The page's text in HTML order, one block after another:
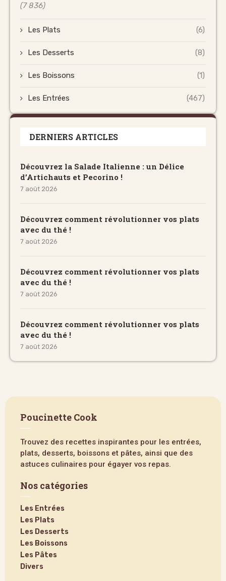
(7 836)
Les Plats (6)
Les Desserts (8)
Les Boissons (1)
Les Entrées (467)
DERNIERS ARTICLES
Découvrez la Salade Italienne : un Délice
d’Artichauts et Pecorino !
7 août 2026
Découvrez comment révolutionner vos plats
avec du thé !
7 août 2026
Découvrez comment révolutionner vos plats
avec du thé !
7 août 2026
Découvrez comment révolutionner vos plats
avec du thé !
7 août 2026
Poucinette Cook
Trouvez des recettes inspirantes pour les entrées,
plats, desserts, boissons et pâtes, ainsi que des
astuces culinaires pour égayer vos repas.
Nos catégories
Les Entrées
Les Plats
Les Desserts
Les Boissons
Les Pâtes
Divers